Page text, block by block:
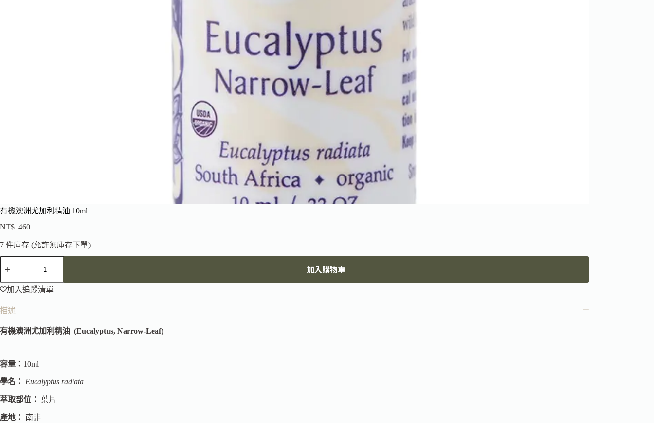
有機澳洲尤加利精油 10ml
NT$ 460
7 件庫存 (允許無庫存下單)
加入購物車
加入追蹤清單
描述
有機澳洲尤加利精油 (Eucalyptus, Narrow-Leaf)
容量： 10ml
學名： Eucalyptus radiata
萃取部位： 葉片
產地： 南非